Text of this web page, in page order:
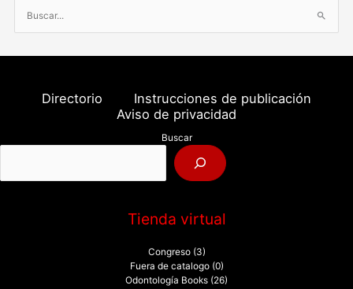
u
s
o
:
Directorio
Instrucciones de publicación
Aviso de privacidad
Buscar
Tienda virtual
Congreso (3)
Fuera de catalogo (0)
Odontología Books (26)